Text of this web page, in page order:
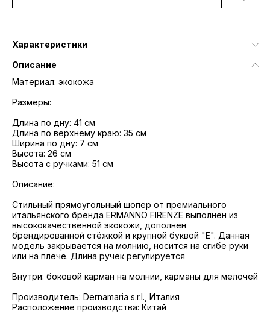
Характеристики
Описание
Материал: экокожа
Размеры:
Длина по дну: 41 см
Длина по верхнему краю: 35 см
Ширина по дну: 7 см
Высота: 26 см
Высота с ручками: 51 см
Описание:
Стильный прямоугольный шопер от премиального
итальянского бренда ERMANNO FIRENZE выполнен из
высококачественной экокожи, дополнен
брендированной стёжкой и крупной буквой "E". Данная
модель закрывается на молнию, носится на сгибе руки
или на плече. Длина ручек регулируется
Внутри: боковой карман на молнии, карманы для мелочей
Производитель: Dernamaria s.r.l., Италия
Расположение производства: Китай